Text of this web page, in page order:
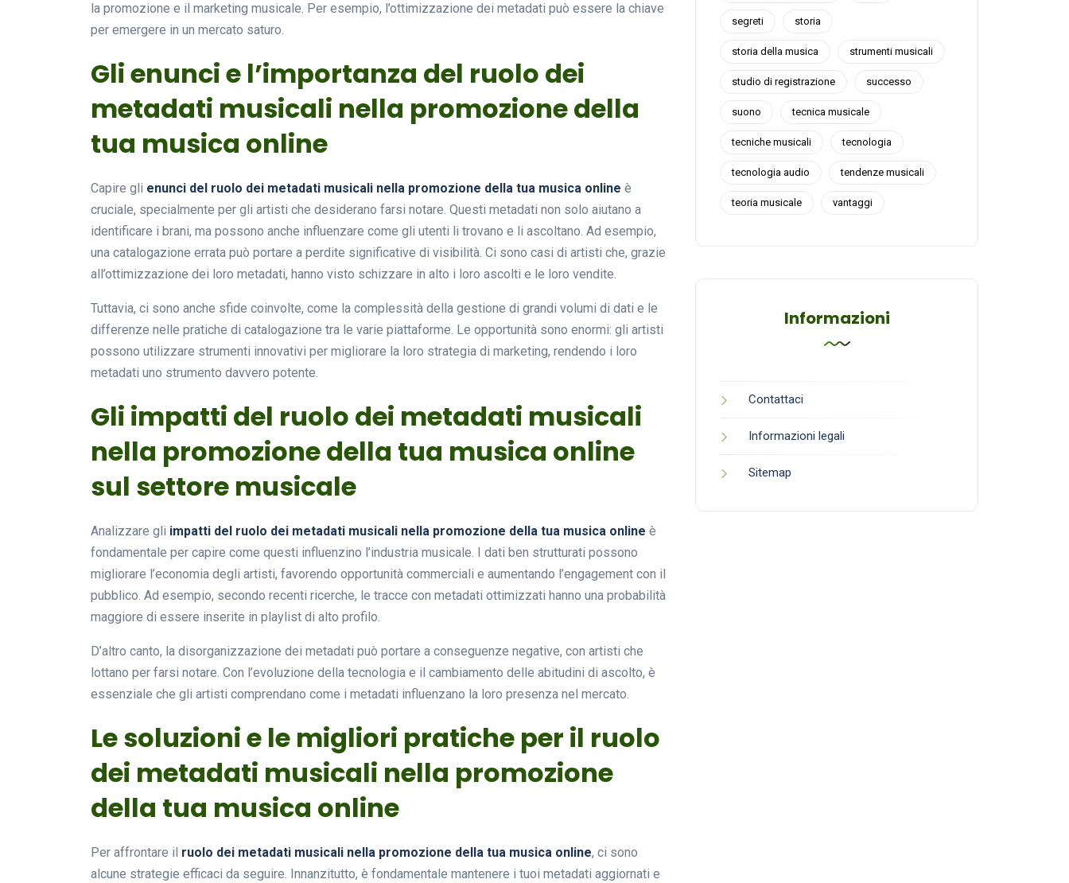
la promozione e il marketing musicale. Per esempio, l’ottimizzazione dei metadati può essere la chiave
per emergere in un mercato saturo.
Gli enunci e l’importanza del ruolo dei
metadati musicali nella promozione della
tua musica online
Capire gli enunci del ruolo dei metadati musicali nella promozione della tua musica online è
cruciale, specialmente per gli artisti che desiderano farsi notare. Questi metadati non solo aiutano a
identificare i brani, ma possono anche influenzare come gli utenti li trovano e li ascoltano. Ad esempio,
una catalogazione errata può portare a perdite significative di visibilità. Ci sono casi di artisti che, grazie
all’ottimizzazione dei loro metadati, hanno visto schizzare in alto i loro ascolti e le loro vendite.
Tuttavia, ci sono anche sfide coinvolte, come la complessità della gestione di grandi volumi di dati e le
differenze nelle pratiche di catalogazione tra le varie piattaforme. Le opportunità sono enormi: gli artisti
possono utilizzare strumenti innovativi per migliorare la loro strategia di marketing, rendendo i loro
metadati uno strumento davvero potente.
Gli impatti del ruolo dei metadati musicali
nella promozione della tua musica online
sul settore musicale
Analizzare gli impatti del ruolo dei metadati musicali nella promozione della tua musica online è
fondamentale per capire come questi influenzino l’industria musicale. I dati ben strutturati possono
migliorare l’economia degli artisti, favorendo opportunità commerciali e aumentando l’engagement con il
pubblico. Ad esempio, secondo recenti ricerche, le tracce con metadati ottimizzati hanno una probabilità
maggiore di essere inserite in playlist di alto profilo.
D’altro canto, la disorganizzazione dei metadati può portare a conseguenze negative, con artisti che
lottano per farsi notare. Con l’evoluzione della tecnologia e il cambiamento delle abitudini di ascolto, è
essenziale che gli artisti comprendano come i metadati influenzano la loro presenza nel mercato.
Le soluzioni e le migliori pratiche per il ruolo
dei metadati musicali nella promozione
della tua musica online
Per affrontare il ruolo dei metadati musicali nella promozione della tua musica online, ci sono
alcune strategie efficaci da seguire. Innanzitutto, è fondamentale mantenere i tuoi metadati aggiornati e
segreti storia
storia della musica strumenti musicali
studio di registrazione successo
suono tecnica musicale
tecniche musicali tecnologia
tecnologia audio tendenze musicali
teoria musicale vantaggi
Informazioni
Contattaci
Informazioni legali
Sitemap